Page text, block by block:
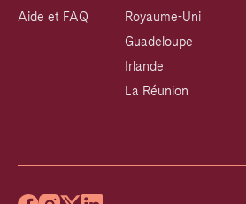
Aide et FAQ
Royaume-Uni
Guadeloupe
Irlande
La Réunion